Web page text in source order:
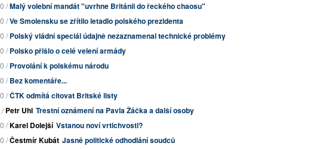
/Malý volební mandát "uvrhne Británii do řeckého chaosu"
/Ve Smolensku se zřítilo letadlo polského prezidenta
/Polský vládní speciál údajně nezaznamenal technické problémy
/Polsko přišlo o celé velení armády
/Provolání k polskému národu
/Bez komentáře...
/ČTK odmítá citovat Britské listy
/Petr Uhl Trestní oznámení na Pavla Žáčka a další osoby
/Karel Dolejší Vstanou noví vrtichvosti?
/Čestmír Kubát Jasné politické odhodlání soudců